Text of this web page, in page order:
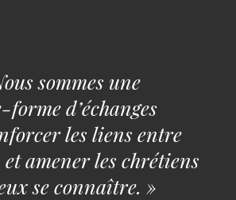
sommes une
d’échanges
les liens entre
et amener les chrétiens
se connaître. »